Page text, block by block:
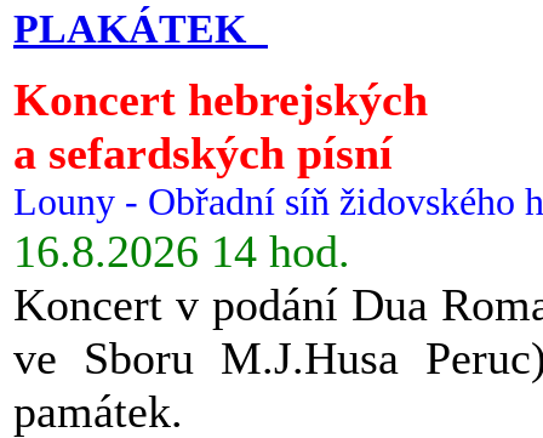
PLAKÁTEK
Koncert hebrejských
a sefardských písní
Louny - Obřadní síň židovského
16.8.2026 14 hod.
Koncert v podání Dua
ve Sboru M.J.Husa
památek.